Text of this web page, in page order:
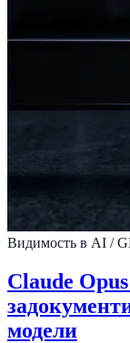
Видимость в AI /
Claude
модели